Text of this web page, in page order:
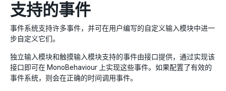
支持的事件
事件系统支持许多事件，并可在用户编写的自定义输入模块中进一
步自定义它们。
独立输入模块和触摸输入模块支持的事件由接口提供，通过实现该
接口即可在 MonoBehaviour 上实现这些事件。如果配置了有效的
事件系统，则会在正确的时间调用事件。